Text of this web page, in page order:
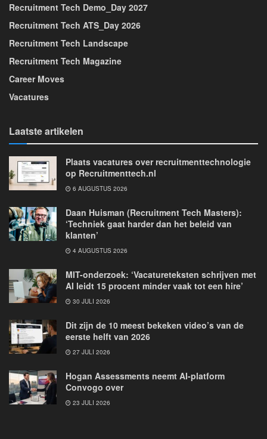
Recruitment Tech Demo_Day 2027
Recruitment Tech ATS_Day 2026
Recruitment Tech Landscape
Recruitment Tech Magazine
Career Moves
Vacatures
Laatste artikelen
Plaats vacatures over recruitmenttechnologie
op Recruitmenttech.nl
6 AUGUSTUS 2026
Daan Huisman (Recruitment Tech Masters):
‘Techniek gaat harder dan het beleid van
klanten’
4 AUGUSTUS 2026
MIT-onderzoek: ‘Vacatureteksten schrijven met
AI leidt 15 procent minder vaak tot een hire’
30 JULI 2026
Dit zijn de 10 meest bekeken video’s van de
eerste helft van 2026
27 JULI 2026
Hogan Assessments neemt AI-platform
Convogo over
23 JULI 2026